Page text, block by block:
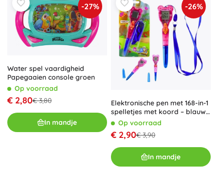
-27%
Water spel vaardigheid
Papegaaien console groen
Op voorraad
€ 2,80€ 3,80
In mandje
-26%
Elektronische pen met 168-in-1
spelletjes met koord – blauw-
rozeOp voorraad
€ 2,90€ 3,90
In mandje